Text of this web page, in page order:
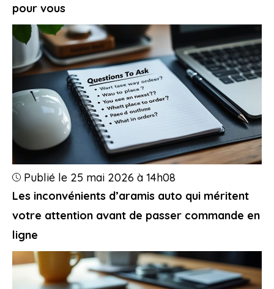
pour vous
Les inconvénients d’aramis auto qui méritent
votre attention avant de passer commande en
ligne
Publié le 25 mai 2026 à 14h08